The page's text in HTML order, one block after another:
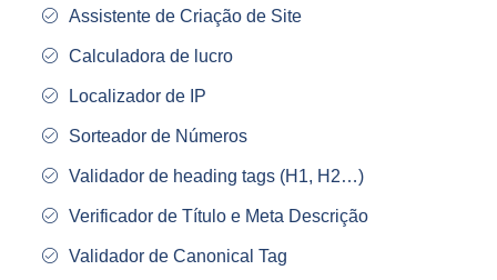
Assistente de Criação de Site
Calculadora de lucro
Localizador de IP
Sorteador de Números
Validador de heading tags (H1, H2…)
Verificador de Título e Meta Descrição
Validador de Canonical Tag